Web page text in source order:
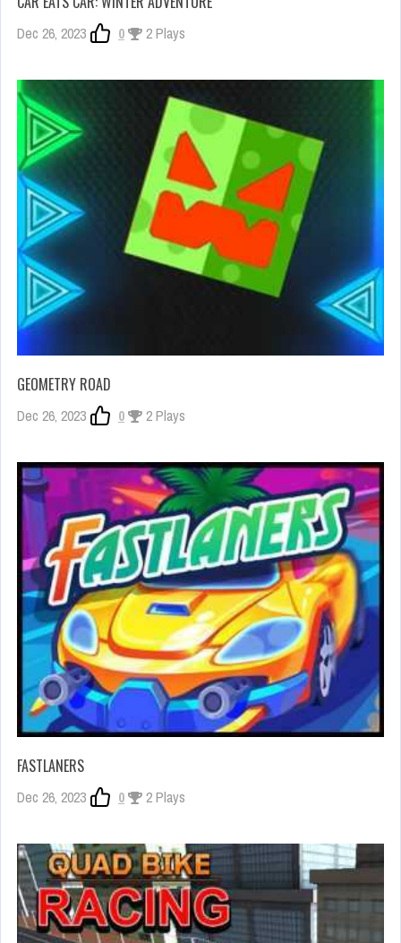
Dec 26, 2023 0 2 Plays
GEOMETRY ROAD
Dec 26, 2023 0 2 Plays
FASTLANERS
Dec 26, 2023 0 2 Plays